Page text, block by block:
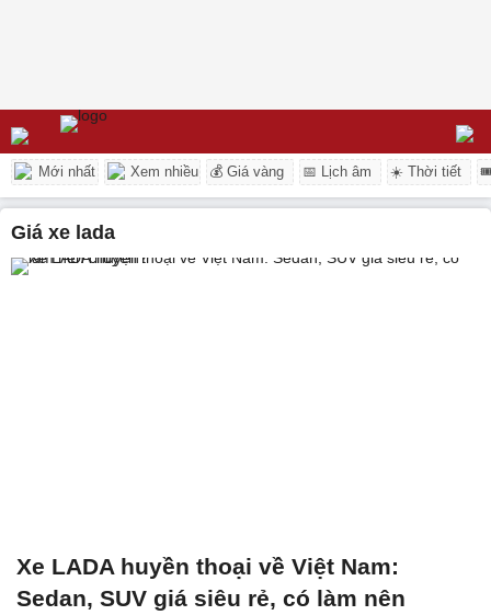
Mới nhất Xem nhiều 💰 Giá vàng 📅 Lịch âm ☀️ Thời tiết
giá xe lada
Xe LADA huyền thoại về Việt Nam:
Sedan, SUV giá siêu rẻ, có làm nên